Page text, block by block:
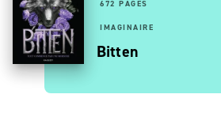
672 PAGES
IMAGINAIRE
Bitten